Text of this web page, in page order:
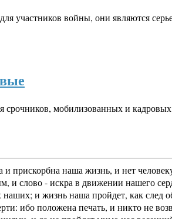
участников войны, они являются
мобилизованных и
прискорбна наша жизнь, и нет
слово - искра в движении нашего
наших; и жизнь наша пройдет, как
ибо положена печать, и никто не